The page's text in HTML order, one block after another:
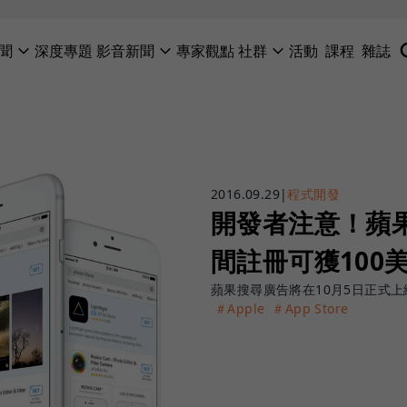
深度專題 影音新聞 專家觀點社群 活動 課程 雜誌
2016.09.29 |程式開發
開發者注意！蘋
間註冊可獲100
蘋果搜尋廣告將在10月5日正式
＃Apple
＃App Store